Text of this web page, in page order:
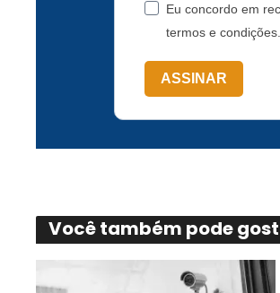
Eu concordo em
termos e condições.
ASSINAR
Você também pode